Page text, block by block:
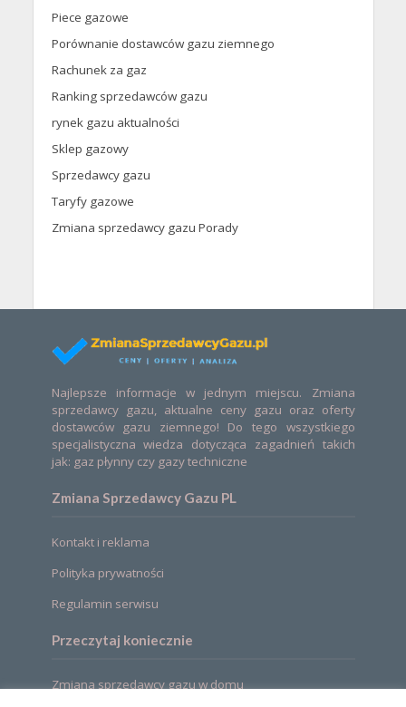
Piece gazowe
Porównanie dostawców gazu ziemnego
Rachunek za gaz
Ranking sprzedawców gazu
rynek gazu aktualności
Sklep gazowy
Sprzedawcy gazu
Taryfy gazowe
Zmiana sprzedawcy gazu Porady
Najlepsze informacje w jednym miejscu. Zmiana
sprzedawcy gazu, aktualne ceny gazu oraz oferty
dostawców gazu ziemnego! Do tego wszystkiego
specjalistyczna wiedza dotycząca zagadnień takich
jak: gaz płynny czy gazy techniczne
Zmiana Sprzedawcy Gazu PL
Kontakt i reklama
Polityka prywatności
Regulamin serwisu
Przeczytaj koniecznie
Zmiana sprzedawcy gazu w domu